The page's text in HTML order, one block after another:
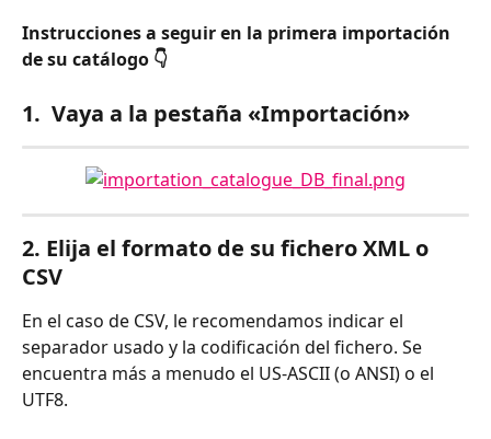
Instrucciones a seguir en la primera importación
de su catálogo 👇
1.  Vaya a la pestaña «Importación»
2. Elija el formato de su fichero XML o
CSV
En el caso de CSV, le recomendamos indicar el
separador usado y la codificación del fichero. Se
encuentra más a menudo el US-ASCII (o ANSI) o el
UTF8.